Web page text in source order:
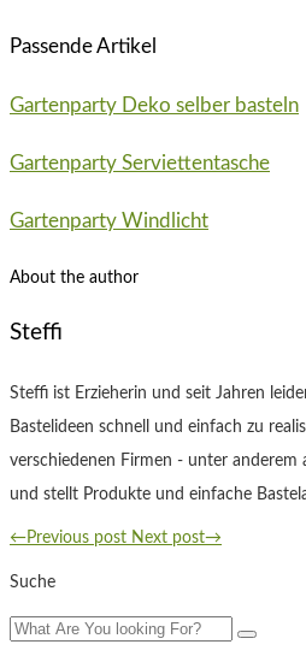
Passende Artikel
Gartenparty Deko selber basteln
Gartenparty Serviettentasche
Gartenparty Windlicht
About the author
Steffi
Steffi ist Erzieherin und seit Jahren
Bastelideen schnell und einfach zu
verschiedenen Firmen - unter
und stellt Produkte und einfache
←Previous post Next post→
Suche